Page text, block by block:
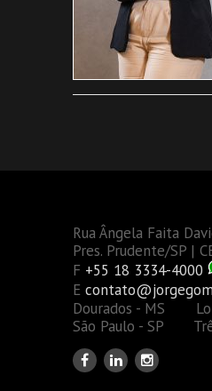
Rua Ângela Faita
Pres. Prudente/SP |
F +55 18 3334-4000
E
Dourados - MS
São Paulo - SP